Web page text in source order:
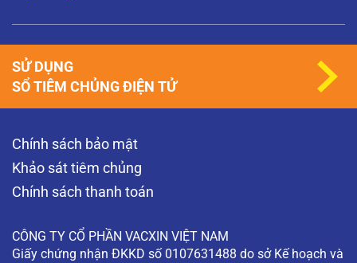
Chính sách bảo mật
Khảo sát tiêm chủng
Chính sách thanh toán
CÔNG TY CỔ PHẦN VACXIN VIỆT NAM
Giấy chứng nhận ĐKKD số 0107631488 do sở Kế hoạch và
SỬ DỤNG
SỔ TIÊM CHỦNG ĐIỆN TỬ